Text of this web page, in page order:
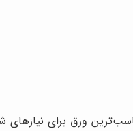
ورق برای